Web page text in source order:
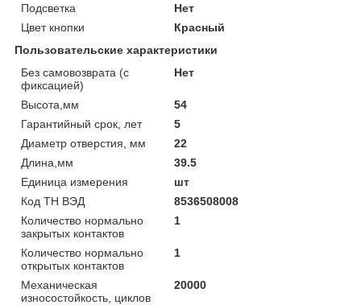
Подсветка
Нет
Цвет кнопки
Красный
Пользовательские характеристики
Без самовозврата (с
фиксацией)
Нет
Высота,мм
54
Гарантийный срок, лет
5
Диаметр отверстия, мм
22
Длина,мм
39.5
Единица измерения
шт
Код ТН ВЭД
8536508008
Количество нормально
закрытых контактов
1
Количество нормально
открытых контактов
1
Механическая
износостойкость, циклов
20000